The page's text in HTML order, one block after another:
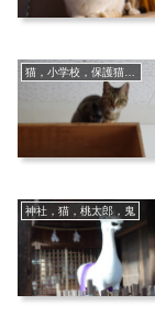
猫，小学校，保護猫，保護猫活動
神社，猫，桃太郎，鬼